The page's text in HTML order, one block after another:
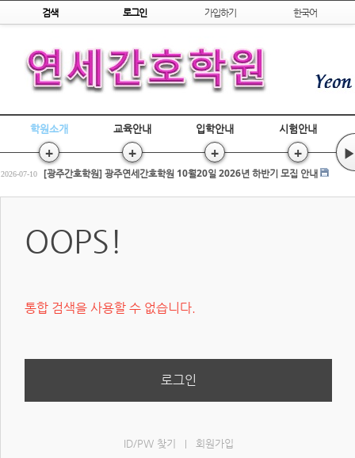
Skip to content
검색 로그인 가입하기 한국어
학원소개
+
교육안내
+
입학안내
+
시험안내
+ ▶
2026-07-17 [광주간호학원] 간호조무사 국비교육 수강평 조회
2026-07-10 [광주간호학원] 광주연세간호학원 10월20일 2026년 하반기 모집 안내
2026-07-10 [광주간호학원] 광주연세간호학원 10월20일 2026년 하반기 모집 안내
2026-03-25 전원합격!! 2026년 상반기 간호조무사 국시
OOPS!
통합 검색을 사용할 수 없습니다.
로그인
ID/PW 찾기 회원가입